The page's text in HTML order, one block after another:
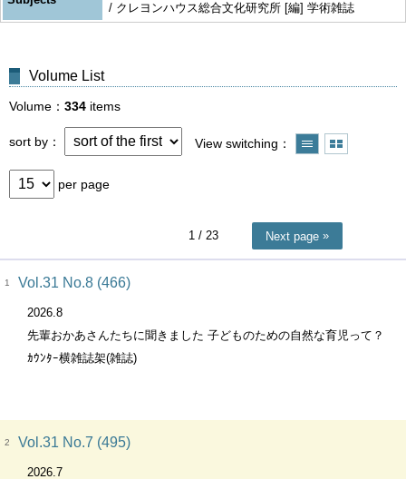
/ クレヨンハウス総合文化研究所 [編] 学術雑誌
Volume List
Volume 334 items
sort by View switching
per page
1/ 23 Next page
1 Vol.31 No.8 (466)
2026.8
先輩おかあさんたちに聞きました 子どものための自然な育児って？
ｶｳﾝﾀｰ横雑誌架(雑誌)
2 Vol.31 No.7 (495)
2026.7